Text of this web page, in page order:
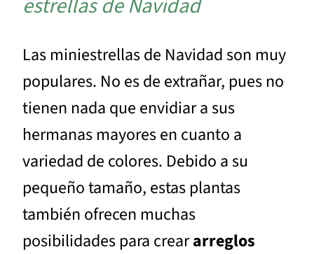
estrellas de Navidad
Las miniestrellas de Navidad son muy
populares. No es de extrañar, pues no
tienen nada que envidiar a sus
hermanas mayores en cuanto a
variedad de colores. Debido a su
pequeño tamaño, estas plantas
también ofrecen muchas
posibilidades para creararreglos